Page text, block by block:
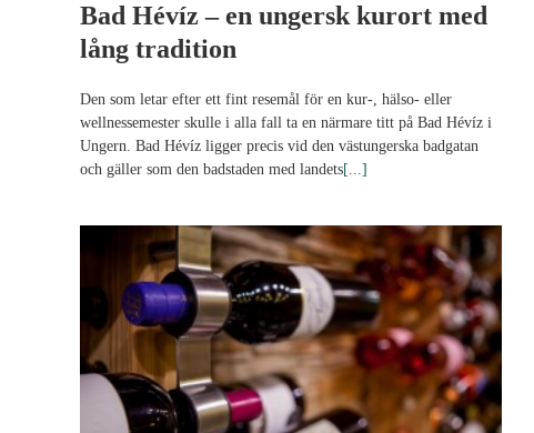
Bad Hévíz – en ungersk kurort med
lång tradition
Den som letar efter ett fint resemål för en kur-, hälso- eller
wellnessemester skulle i alla fall ta en närmare titt på Bad Hévíz i
Ungern. Bad Hévíz ligger precis vid den västungerska badgatan
och gäller som den badstaden med landets[...]